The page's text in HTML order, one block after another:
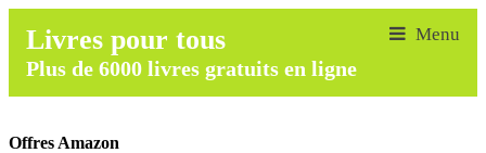
Livres pour tous
Plus de 6000 livres gratuits en ligne
Offres Amazon